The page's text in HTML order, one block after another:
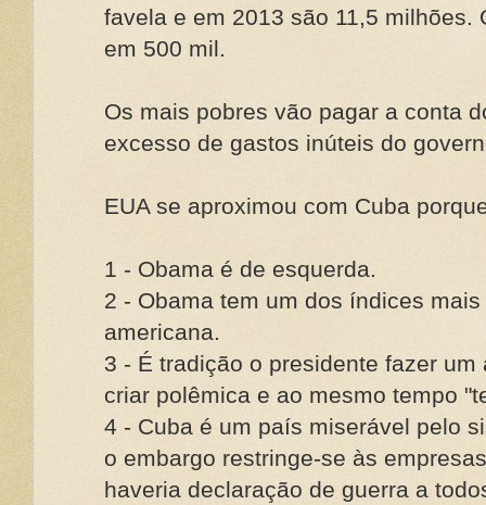
favela e em 2013 são 11,5 milhões.
em 500 mil.
Os mais pobres vão pagar a conta
excesso de gastos inúteis do
EUA se aproximou com Cuba
1 - Obama é de esquerda.
2 - Obama tem um dos índices
americana.
3 - É tradição o presidente fazer
criar polêmica e ao mesmo tempo
4 - Cuba é um país miserável pelo
o embargo restringe-se às
haveria declaração de guerra a